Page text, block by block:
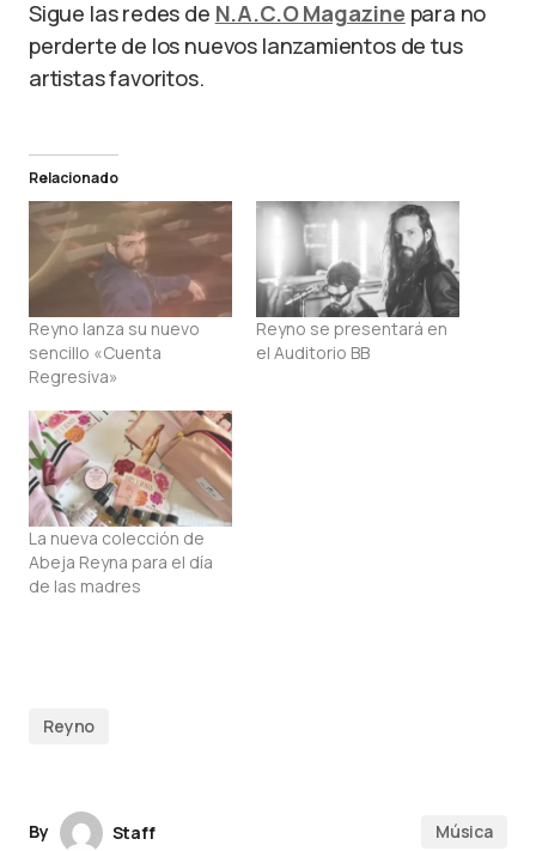
Sigue las redes de N.A.C.O Magazine para no
perderte de los nuevos lanzamientos de tus
artistas favoritos.
Relacionado
Reyno lanza su nuevo
sencillo «Cuenta
Regresiva»
Reyno se presentará en
el Auditorio BB
La nueva colección de
Abeja Reyna para el día
de las madres
Reyno
By
Staff
Música